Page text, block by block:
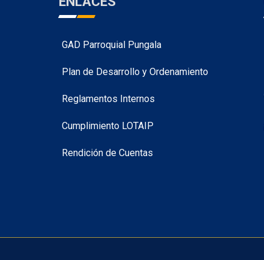
GAD Parroquial Pungala
Plan de Desarrollo y Ordenamiento
Reglamentos Internos
Cumplimiento LOTAIP
Rendición de Cuentas